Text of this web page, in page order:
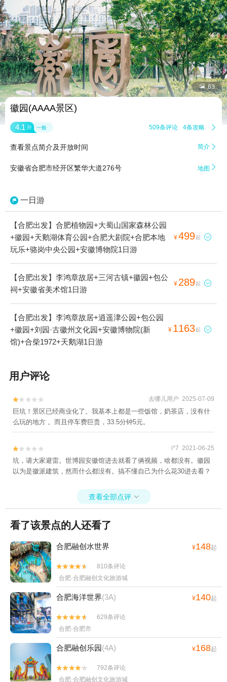
 63
徽园(AAAA景区)
4.1 分 一般 509条评论 4条攻略 
查看景点简介及开放时间 简介 
安徽省合肥市经开区繁华大道276号 地图 
一日游
【合肥出发】合肥植物园+大蜀山国家森林公园
+徽园+天鹅湖体育公园+合肥大剧院+合肥本地
玩乐+骆岗中央公园+安徽博物院1日游
¥499起 
【合肥出发】李鸿章故居+三河古镇+徽园+包公
祠+安徽省美术馆1日游
¥ 289起 
【合肥出发】李鸿章故居+逍遥津公园+包公园
+徽园+刘园·古徽州文化园+安徽博物院(新
馆)+合柴1972+天鹅湖1日游
¥ 1163起 
用户评论

 去哪儿用户 2025-07-09
巨坑！景区已经商业化了。我基本上都是一些饭馆，奶茶店，没有什
么玩的地方 。而且停车费巨贵，33.5分钟5元。

 i*7 2021-06-25
坑，请大家避雷。世博园安徽馆进去就看了俩视频，啥都没有。徽园
以为是徽派建筑，然而什么都没有。搞不懂自己为什么花30进去看？
查看全部点评 
看了该景点的人还看了
合肥融创水世界 ¥148起


810条评论
合肥·合肥融创文化旅游城
合肥海洋世界(3A) ¥140起


629条评论
合肥·合肥市
合肥融创乐园(4A) ¥168起


792条评论
合肥·合肥融创文化旅游城
